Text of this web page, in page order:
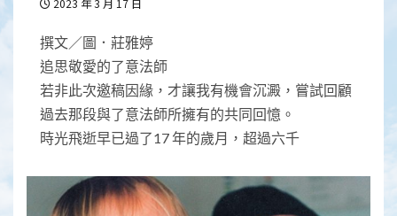
撰文／圖．莊雅婷
追思敬愛的了意法師
若非此次邀稿因緣，才讓我有機會沉澱，嘗試回顧
過去那段與了意法師所擁有的共同回憶。
時光飛逝早已過了17 年的歲月，超過六千